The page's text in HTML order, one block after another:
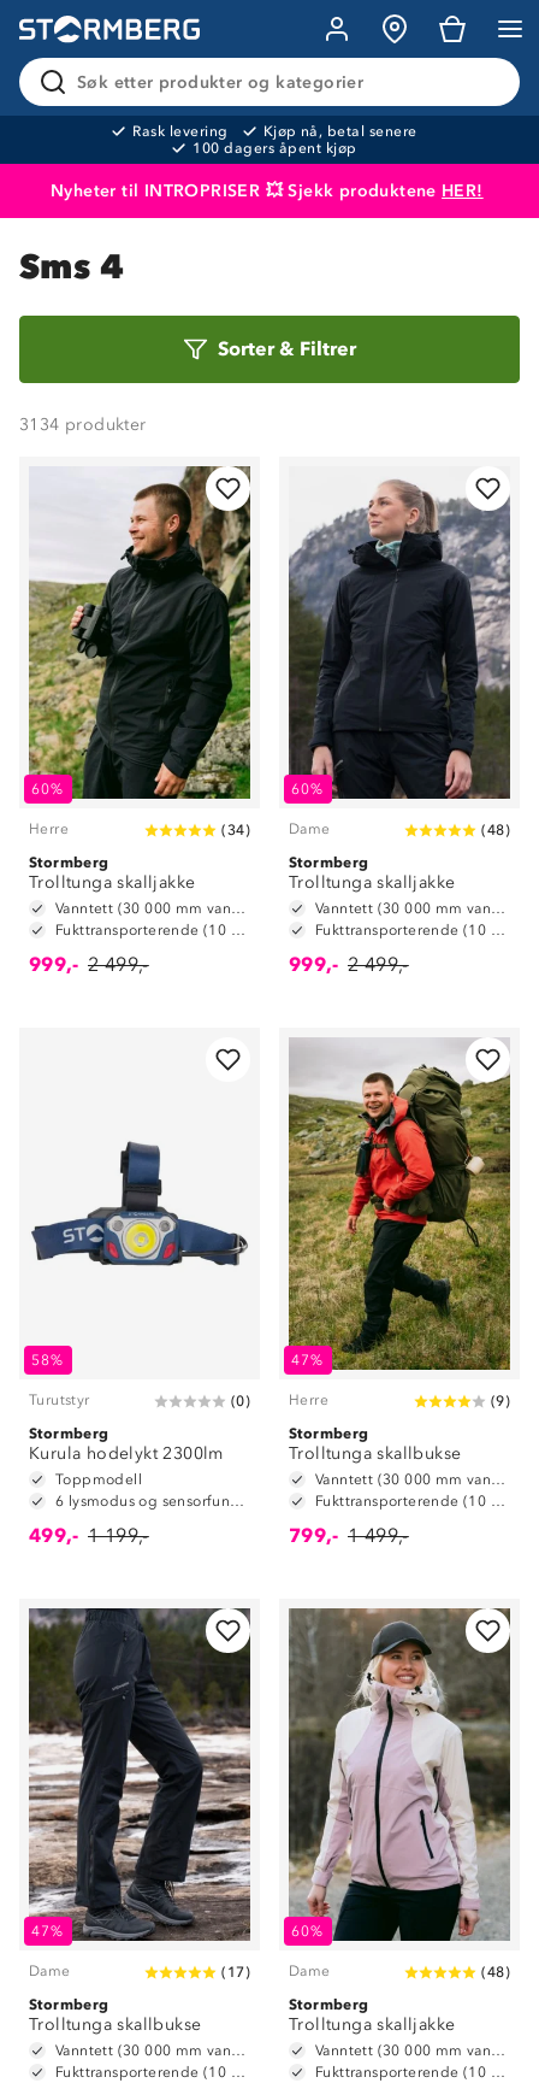
Søk etter produkter og kategorier
Rask levering
Kjøp nå, betal senere
100 dagers åpent kjøp
Nyheter til INTROPRISER 💥 Sjekk produktene HER!
Sms 4
Sorter& Filtrer
3134 produkter
60%
Herre (34)
Stormberg
Trolltunga skalljakke
Vanntett (30 000 mm vannsøyle)
Fukttransporterende (10 000 g/m2/24t)
999,- 2 499,-
60%
Dame (48)
Stormberg
Trolltunga skalljakke
Vanntett (30 000 mm vannsøyle)
Fukttransporterende (10 000 g/m2/24t)
999,- 2 499,-
58%
Turutstyr (0)
Stormberg
Kurula hodelykt 2300lm
Toppmodell
6 lysmodus og sensorfunksjon
499,- 1 199,-
47%
Herre (9)
Stormberg
Trolltunga skallbukse
Vanntett (30 000 mm vannsøyle)
Fukttransporterende (10 000 g/m2/24t)
799,- 1 499,-
47%
Dame ( 17)
Stormberg
Trolltunga skallbukse
Vanntett (30 000 mm vannsøyle)
Fukttransporterende (10 000 g/m2/24t)
60%
Dame (48)
Stormberg
Trolltunga skalljakke
Vanntett (30 000 mm vannsøyle)
Fukttransporterende (10 000 g/m2/24t)